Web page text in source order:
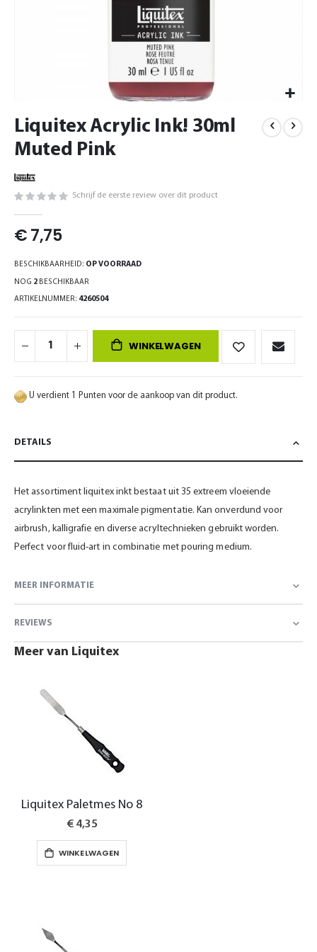
naar
begin
de
afbeeldingen-
gallerij
Liquitex Acrylic Ink! 30ml
Muted Pink
Schrijf de eerste review over dit product
€ 7,75
BESCHIKBAARHEID: OP VOORRAAD
NOG 2 BESCHIKBAAR
ARTIKELNUMMER 4260504
WINKELWAGEN
U verdient 1 Punten voor de aankoop van dit product.
DETAILS
Het assortiment liquitex inkt bestaat uit 35 extreem vloeiende
acrylinkten met een maximale pigmentatie. Kan onverdund voor
airbrush, kalligrafie en diverse acryltechnieken gebruikt worden.
Perfect voor fluid-art in combinatie met pouring medium.
MEER INFORMATIE
REVIEWS
Meer van Liquitex
Liquitex Paletmes No 8
€ 4,35
WINKELWAGEN